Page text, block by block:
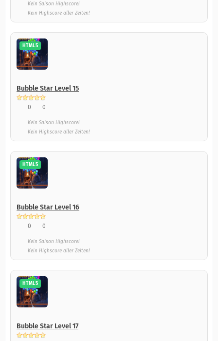
Kein Saison Highscore!
Kein Highscore aller Zeiten!
HTML5
Bubble Star Level 15
0 0
Kein Saison Highscore!
Kein Highscore aller Zeiten!
HTML5
Bubble Star Level 16
0 0
Kein Saison Highscore!
Kein Highscore aller Zeiten!
HTML5
Bubble Star Level 17